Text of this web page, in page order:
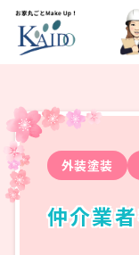
外装塗装
仲介業